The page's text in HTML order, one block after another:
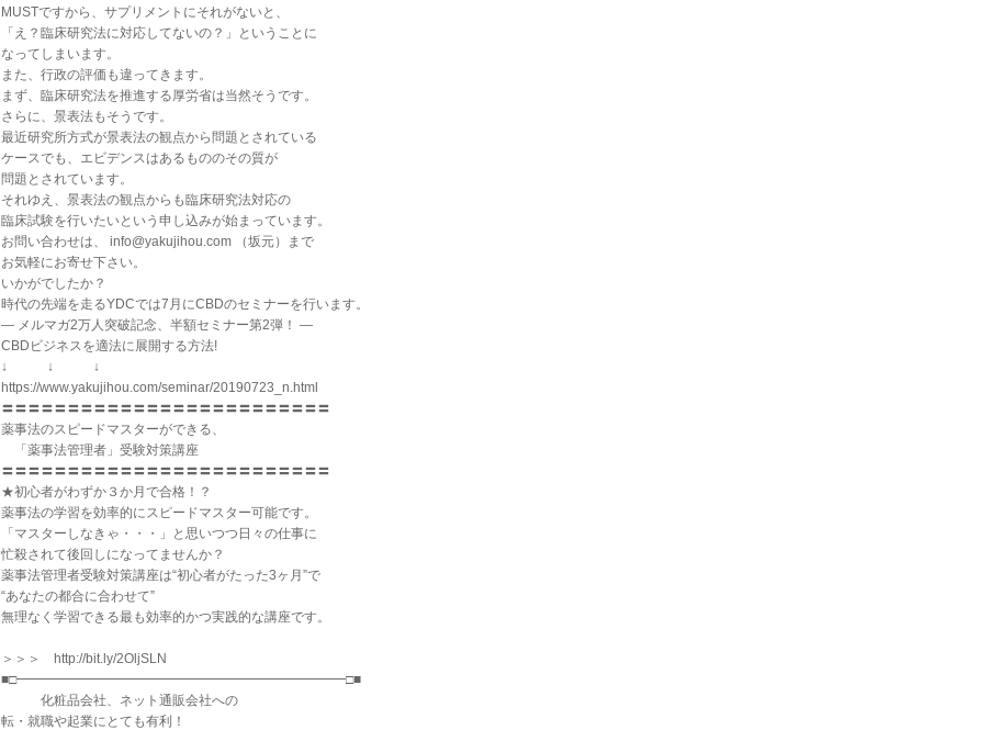
MUSTですから、サプリメントにそれがないと、
「え？臨床研究法に対応してないの？」ということに
なってしまいます。
また、行政の評価も違ってきます。
まず、臨床研究法を推進する厚労省は当然そうです。
さらに、景表法もそうです。
最近研究所方式が景表法の観点から問題とされている
ケースでも、エビデンスはあるもののその質が
問題とされています。
それゆえ、景表法の観点からも臨床研究法対応の
臨床試験を行いたいという申し込みが始まっています。
お問い合わせは、 info@yakujihou.com （坂元）まで
お気軽にお寄せ下さい。
いかがでしたか？
時代の先端を走るYDCでは7月にCBDのセミナーを行います。
― メルマガ2万人突破記念、半額セミナー第2弾！ ―
CBDビジネスを適法に展開する方法!
↓ ↓ ↓
https://www.yakujihou.com/seminar/20190723_n.html
〓〓〓〓〓〓〓〓〓〓〓〓〓〓〓〓〓〓〓〓〓〓〓〓〓
薬事法のスピードマスターができる、
「薬事法管理者」受験対策講座
〓〓〓〓〓〓〓〓〓〓〓〓〓〓〓〓〓〓〓〓〓〓〓〓〓
★初心者がわずか３か月で合格！？
薬事法の学習を効率的にスピードマスター可能です。
「マスターしなきゃ・・・」と思いつつ日々の仕事に
忙殺されて後回しになってませんか？
薬事法管理者受験対策講座は“初心者がたった3ヶ月”で
“あなたの都合に合わせて”
無理なく学習できる最も効率的かつ実践的な講座です。
＞＞＞ http://bit.ly/2OljSLN
■□━━━━━━━━━━━━━━━━━━━━━━━━━□■
化粧品会社、ネット通販会社への
転・就職や起業にとても有利！